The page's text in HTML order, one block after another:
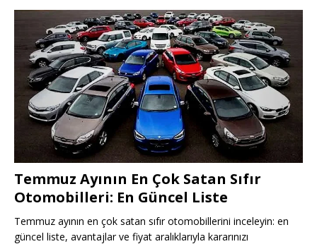
Temmuz Ayının En Çok Satan Sıfır
Otomobilleri: En Güncel Liste
Temmuz ayının en çok satan sıfır otomobillerini inceleyin: en
güncel liste, avantajlar ve fiyat aralıklarıyla kararınızı